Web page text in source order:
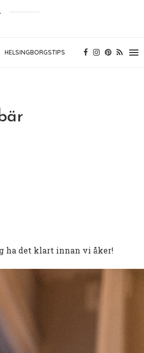
HELSINGBORGSTIPS
ha det klart innan vi åker!